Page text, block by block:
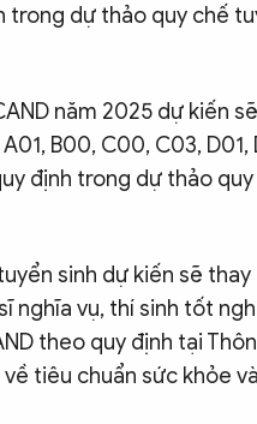
trong dự thảo quy chế
năm 2025 dự kiến
B00, C00, C03, D01,
định trong dự thảo
sinh dự kiến sẽ thay
nghĩa vụ, thí sinh tốt
theo quy định tại
về tiêu chuẩn sức khỏe